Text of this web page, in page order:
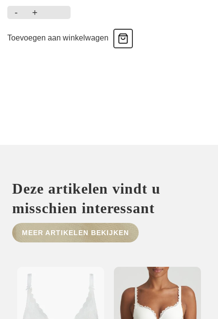
HOME
SHOP
MERKEN
NIEUWS
CONTACT
-
Avero
Taille
+
Toevoegen aan winkelwagen
Deze artikelen vindt u
misschien interessant
MEER ARTIKELEN BEKIJKEN